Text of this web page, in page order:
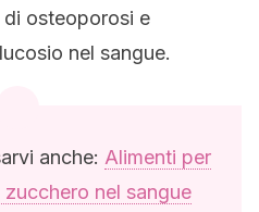
osteoporosi e
nel sangue.
anche: Alimenti per
nel sangue